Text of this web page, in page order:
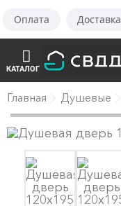
Оплата Доставка
КАТАЛОГ
Главная Душевые